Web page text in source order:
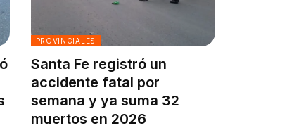
PROVINCIALES
Santa Fe registró un
accidente fatal por
semana y ya suma 32
muertos en 2026